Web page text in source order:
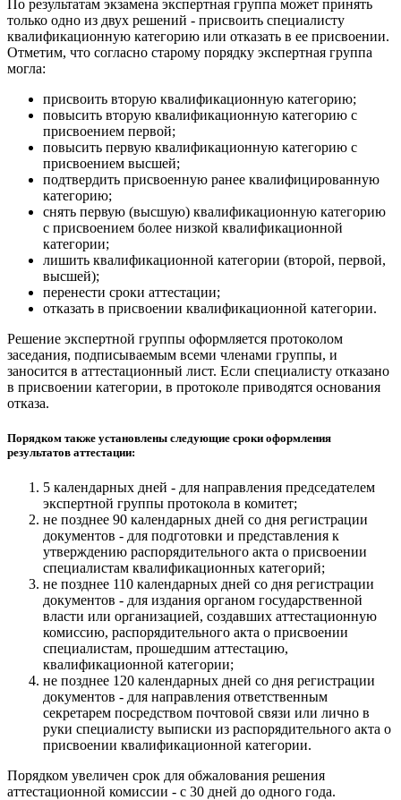
По результатам экзамена экспертная группа может принять
только одно из двух решений - присвоить специалисту
квалификационную категорию или отказать в ее присвоении.
Отметим, что согласно старому порядку экспертная группа
могла:
присвоить вторую квалификационную категорию;
повысить вторую квалификационную категорию с
присвоением первой;
повысить первую квалификационную категорию с
присвоением высшей;
подтвердить присвоенную ранее квалифицированную
категорию;
снять первую (высшую) квалификационную категорию
с присвоением более низкой квалификационной
категории;
лишить квалификационной категории (второй, первой,
высшей);
перенести сроки аттестации;
отказать в присвоении квалификационной категории.
Решение экспертной группы оформляется протоколом
заседания, подписываемым всеми членами группы, и
заносится в аттестационный лист. Если специалисту отказано
в присвоении категории, в протоколе приводятся основания
отказа.
Порядком также установлены следующие сроки оформления
результатов аттестации:
5 календарных дней - для направления председателем
экспертной группы протокола в комитет;
не позднее 90 календарных дней со дня регистрации
документов - для подготовки и представления к
утверждению распорядительного акта о присвоении
специалистам квалификационных категорий;
не позднее 110 календарных дней со дня регистрации
документов - для издания органом государственной
власти или организацией, создавших аттестационную
комиссию, распорядительного акта о присвоении
специалистам, прошедшим аттестацию,
квалификационной категории;
не позднее 120 календарных дней со дня регистрации
документов - для направления ответственным
секретарем посредством почтовой связи или лично в
руки специалисту выписки из распорядительного акта о
присвоении квалификационной категории.
Порядком увеличен срок для обжалования решения
аттестационной комиссии - с 30 дней до одного года.